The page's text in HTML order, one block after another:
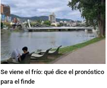
Se viene el frío: qué dice el pronóstico
para el finde